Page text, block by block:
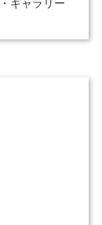
ギャラリー